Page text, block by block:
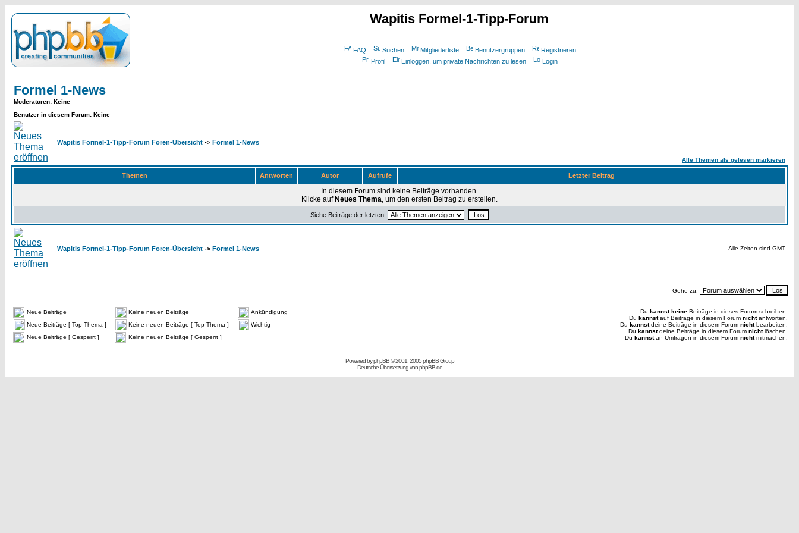
Wapitis Formel-1-Tipp-Forum
FAQ Suchen Mitgliederliste Benutzergruppen
Registrieren
Profil
Einloggen, um private Nachrichten zu lesen Login
Formel 1-News
Moderatoren: Keine
Benutzer in diesem Forum: Keine
Wapitis Formel-1-Tipp-Forum Foren-Übersicht -> Formel 1-News
Alle Themen als gelesen markieren
Themen Antworten Autor Aufrufe Letzter Beitrag
In diesem Forum sind keine Beiträge vorhanden.
Klicke auf Neues Thema, um den ersten Beitrag zu erstellen.
Siehe Beiträge der letzten:
Wapitis Formel-1-Tipp-Forum Foren-Übersicht -> Formel 1-News Alle Zeiten sind GMT
Gehe zu:
Neue Beiträge Keine neuen Beiträge
Ankündigung
Neue Beiträge [ Top-Thema ]
Keine neuen Beiträge [ Top-Thema ]
Wichtig
Neue Beiträge [ Gesperrt ]
Keine neuen Beiträge [ Gesperrt ]
Du kannst keine Beiträge in dieses Forum schreiben.
Du kannstauf Beiträge in diesem Forum nichtantworten.
Du kannstdeine Beiträge in diesem Forum nichtbearbeiten.
Du kannstdeine Beiträge in diesem Forum nichtlöschen.
Du kannstan Umfragen in diesem Forum nichtmitmachen.
Powered byphpBB© 2001, 2005 phpBB Group
Deutsche Übersetzung vonphpBB.de